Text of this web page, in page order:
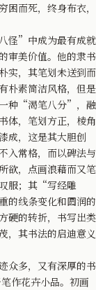
而死，终身布衣，
怪”中成为最有成就
审美价值。他的隶书
实，其笔划未送到而
朴素简洁风格，但是
种“渴笔八分”，融
体，笔划方正，棱角
成，这是其大胆创
入常格，而以碑法与
欲，点画浪藉而又笔
服；其“写经雕
的线条变化和圆润的
硬的转折，书写出类
，其书法的启迪意义
多，又有深厚的书
作花卉小品。初画